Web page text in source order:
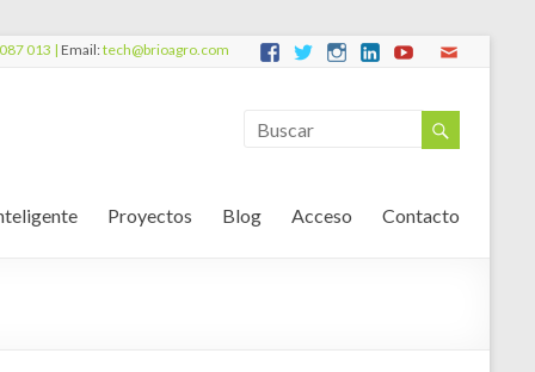
013 | Email:tech@brioagro.com
Proyectos Blog Acceso Contacto